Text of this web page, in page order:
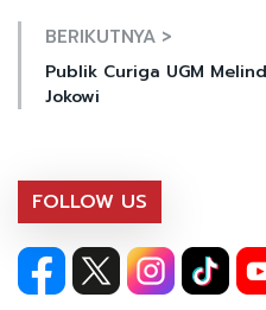
BERIKUTNYA >
Publik Curiga UGM
Jokowi
FOLLOW US